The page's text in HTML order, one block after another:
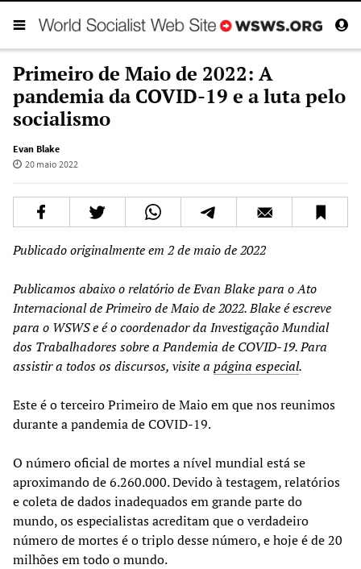
Primeiro de Maio de 2022: A
pandemia da COVID-19 e a luta pelo
socialismo
Evan Blake
20 maio 2022
Publicado originalmente em 2 de maio de 2022
Publicamos abaixo o relatório de Evan Blake para o Ato
Internacional de Primeiro de Maio de 2022. Blake é escreve
para o WSWS e é o coordenador da Investigação Mundial
dos Trabalhadores sobre a Pandemia de COVID-19. Para
assistir a todos os discursos, visite a página especial.
Este é o terceiro Primeiro de Maio em que nos reunimos
durante a pandemia de COVID-19.
O número oficial de mortes a nível mundial está se
aproximando de 6.260.000. Devido à testagem, relatórios
e coleta de dados inadequados em grande parte do
mundo, os especialistas acreditam que o verdadeiro
número de mortes é o triplo desse número, e hoje é de 20
milhões em todo o mundo.